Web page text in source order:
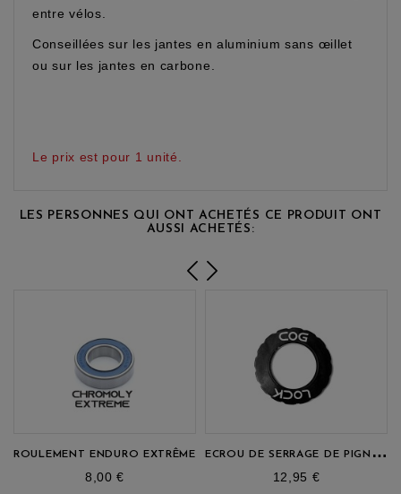
entre vélos.
Conseillées sur les jantes en aluminium sans œillet
ou sur les jantes en carbone.
Le prix est pour 1 unité.
LES PERSONNES QUI ONT ACHETÉS CE PRODUIT ONT
AUSSI ACHETÉS:
ROULEMENT ENDURO EXTRÊME
prix
8,00 €
E
CROU DE SERRAGE DE PIGNON
prix
12,95 €